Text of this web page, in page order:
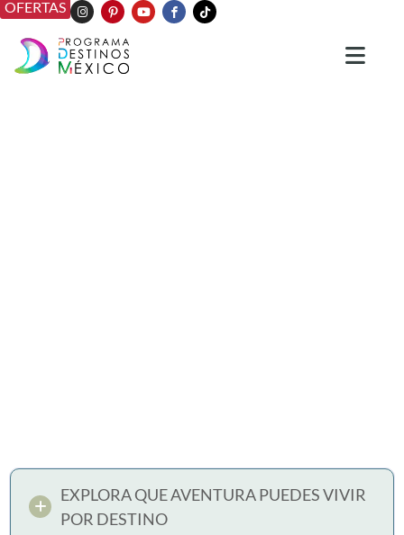
OFERTAS
EXPLORA QUE AVENTURA PUEDES VIVIR
POR DESTINO